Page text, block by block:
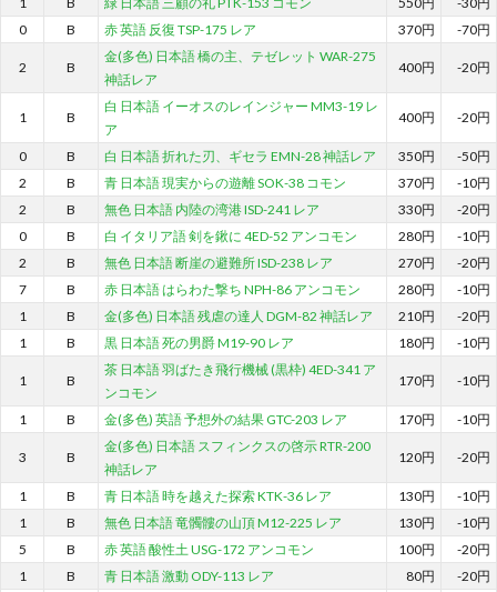
0
B 赤 英語 反復 TSP-175 レア 370円 -70円
2 B
金(多色) 日本語 橋の主、テゼレット WAR-275
神話レア
400円 -20円
1 B
白 日本語 イーオスのレインジャー MM3-19 レ
ア
400円 -20円
0 B 白 日本語 折れた刃、ギセラ EMN-28 神話レア 350円
-50円
2
B 青 日本語 現実からの遊離 SOK-38 コモン 370円
-10円
2
B 無色 日本語 内陸の湾港 ISD-241 レア 330円
-20円
0
B 白 イタリア語 剣を鍬に 4ED-52 アンコモン 280円
-10円
2
B 無色 日本語 断崖の避難所 ISD-238 レア 270円
-20円
7
B 赤 日本語 はらわた撃ち NPH-86 アンコモン 280円
-10円
1
B 金(多色) 日本語 残虐の達人 DGM-82 神話レア 210円
-20円
1
B 黒 日本語 死の男爵 M19-90 レア 180円 -10円
1 B
茶 日本語 羽ばたき飛行機械 (黒枠) 4ED-341 ア
ンコモン
170円 -10円
1 B 金(多色) 英語 予想外の結果 GTC-203 レア 170円 -10円
3 B
金(多色) 日本語 スフィンクスの啓示 RTR-200
神話レア
120円 -20円
1 B 青 日本語 時を越えた探索 KTK-36 レア 130円
-10円
1
B 無色 日本語 竜髑髏の山頂 M12-225 レア 130円
-10円
5
B 赤 英語 酸性土 USG-172 アンコモン 100円
-20円
1
B 青 日本語 激動 ODY-113 レア 80円
-20円